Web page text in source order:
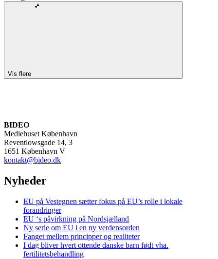
Vis flere
BIDEO
Mediehuset København
Reventlowsgade 14, 3
1651 København V
kontakt@bideo.dk
Nyheder
EU på Vestegnen sætter fokus på EU’s rolle i lokale
forandringer
EU ‘s påvirkning på Nordsjælland
Ny serie om EU i en ny verdensorden
Fanget mellem principper og realiteter
I dag bliver hvert ottende danske barn født vha.
fertilitetsbehandling